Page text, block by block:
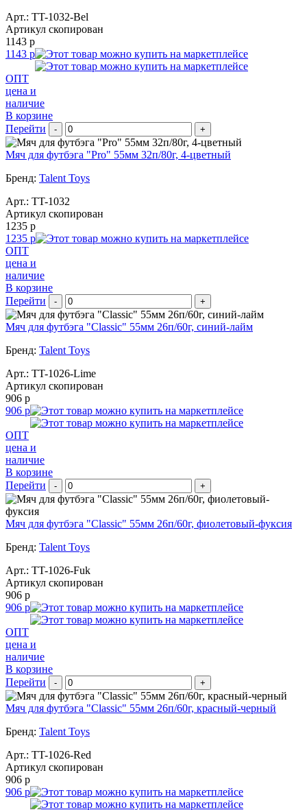
Арт.: TT-1032-Bel
Артикул скопирован
1143 р
1143 р
ОПТ
цена и
наличие
В корзине
Перейти
- +
Мяч для футбэга "Pro" 55мм 32п/80г, 4-цветный
Бренд: Talent Toys
Арт.: TT-1032
Артикул скопирован
1235 р
1235 р
ОПТ
цена и
наличие
В корзине
Перейти
- +
Мяч для футбэга "Classic" 55мм 26п/60г, синий-лайм
Бренд: Talent Toys
Арт.: TT-1026-Lime
Артикул скопирован
906 р
906 р
ОПТ
цена и
наличие
В корзине
Перейти
- +
Мяч для футбэга "Classic" 55мм 26п/60г, фиолетовый-фуксия
Бренд: Talent Toys
Арт.: TT-1026-Fuk
Артикул скопирован
906 р
906 р
ОПТ
цена и
наличие
В корзине
Перейти
- +
Мяч для футбэга "Classic" 55мм 26п/60г, красный-черный
Бренд: Talent Toys
Арт.: TT-1026-Red
Артикул скопирован
906 р
906 р